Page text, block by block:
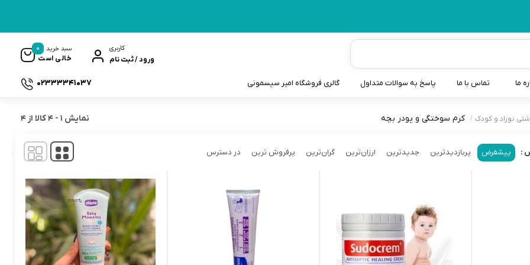
کاربری
ورود / ثبت نام
سبد خرید
خالی است
0
گوش پاکن نوزاد و کودک
مایع استریل
ما تماس با ما پاسخ به سوالات متداول گالری فروشگاه امیر سیسمونی 02333341037
نوزاد و کودک کرم سوختگی و پودر بچه نمایش 1
-
4کالا از 4
: پیشفرض پربازدیدترین جدیدترین ارزان‌ترین گران‌ترین پرفروش ترین در دسترس